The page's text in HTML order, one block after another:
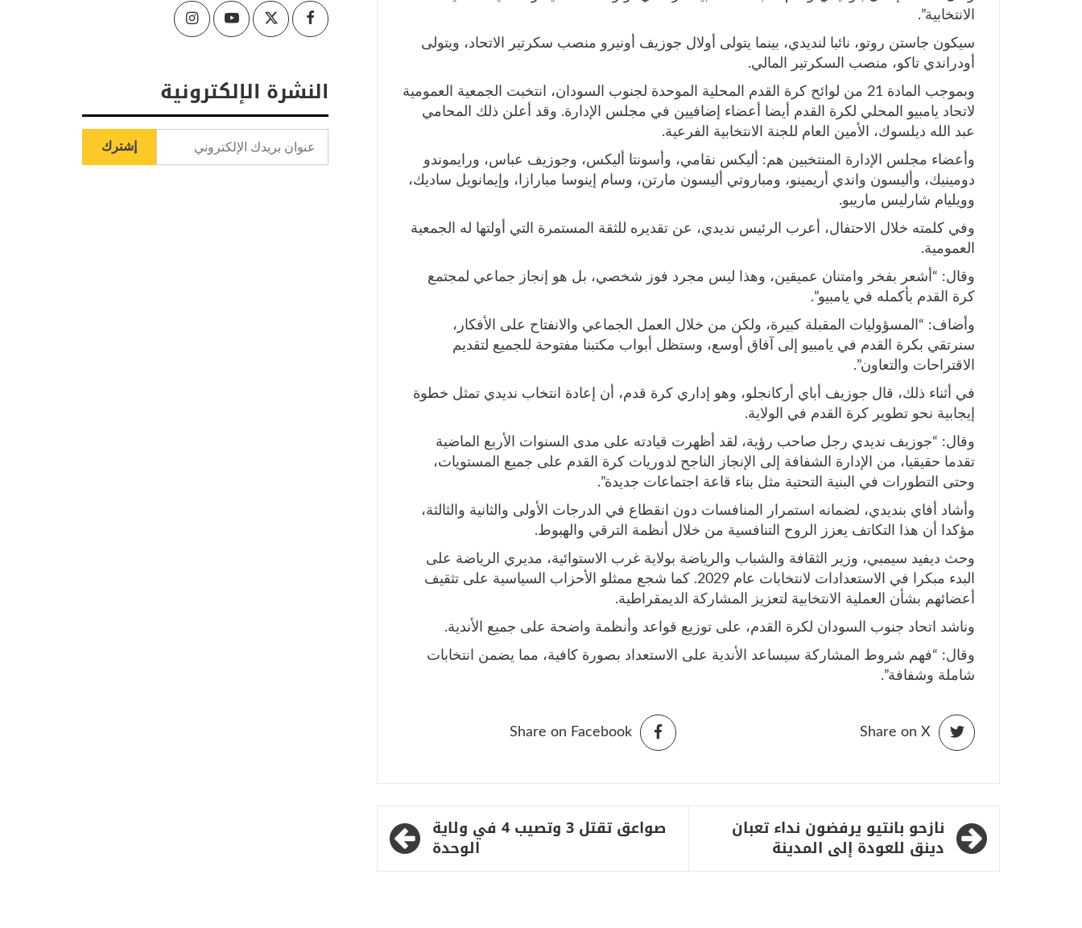
الانتخابية”.
سيكون جاستن روتو، نائبا لنديدي، بينما يتولى أولال جوزيف أونيرو منصب سكرتير الاتحاد، ويتولى
أودراندي تاكو، منصب السكرتير المالي.
وبموجب المادة 21 من لوائح كرة القدم المحلية الموحدة لجنوب السودان، انتخبت الجمعية العمومية
لاتحاد يامبيو المحلي لكرة القدم أيضا أعضاء إضافيين في مجلس الإدارة. وقد أعلن ذلك المحامي
عبد الله ديلسوك، الأمين العام للجنة الانتخابية الفرعية.
وأعضاء مجلس الإدارة المنتخبين هم: أليكس نقامي، وأسونتا أليكس، وجوزيف عباس، ورايموندو
دومينيك، وأليسون واندي أريمينو، ومباروتي أليسون مارتن، وسام إينوسا مبارازا، وإيمانويل ساديك،
وويليام شارليس ماريبو.
وفي كلمته خلال الاحتفال، أعرب الرئيس نديدي، عن تقديره للثقة المستمرة التي أولتها له الجمعية
العمومية.
وقال: “أشعر بفخر وامتنان عميقين، وهذا ليس مجرد فوز شخصي، بل هو إنجاز جماعي لمجتمع
كرة القدم بأكمله في يامبيو”.
وأضاف: “المسؤوليات المقبلة كبيرة، ولكن من خلال العمل الجماعي والانفتاح على الأفكار،
سنرتقي بكرة القدم في يامبيو إلى آفاق أوسع، وستظل أبواب مكتبنا مفتوحة للجميع لتقديم
الاقتراحات والتعاون”.
في أثناء ذلك، قال جوزيف أباي أركانجلو، وهو إداري كرة قدم، أن إعادة انتخاب نديدي تمثل خطوة
إيجابية نحو تطوير كرة القدم في الولاية.
وقال: “جوزيف نديدي رجل صاحب رؤية، لقد أظهرت قيادته على مدى السنوات الأربع الماضية
تقدما حقيقيا، من الإدارة الشفافة إلى الإنجاز الناجح لدوريات كرة القدم على جميع المستويات،
وحتى التطورات في البنية التحتية مثل بناء قاعة اجتماعات جديدة”.
وأشاد أفاي بنديدي، لضمانه استمرار المنافسات دون انقطاع في الدرجات الأولى والثانية والثالثة،
مؤكدا أن هذا التكاتف يعزز الروح التنافسية من خلال أنظمة الترقي والهبوط.
وحث ديفيد سيمبي، وزير الثقافة والشباب والرياضة بولاية غرب الاستوائية، مديري الرياضة على
البدء مبكرا في الاستعدادات لانتخابات عام 2029. كما شجع ممثلو الأحزاب السياسية على تثقيف
أعضائهم بشأن العملية الانتخابية لتعزيز المشاركة الديمقراطية.
وناشد اتحاد جنوب السودان لكرة القدم، على توزيع قواعد وأنظمة واضحة على جميع الأندية.
وقال: “فهم شروط المشاركة سيساعد الأندية على الاستعداد بصورة كافية، مما يضمن انتخابات
شاملة وشفافة”.
Share on Facebook Share on X
تصفّح
المقالات
نازحو بانتيو يرفضون نداء تعبان
دينق للعودة إلى المدينة
صواعق تقتل 3 وتصيب 4 في ولاية
الوحدة
Facebook
Twitter
Youtube
Instagram
النشرة الإلكترونية